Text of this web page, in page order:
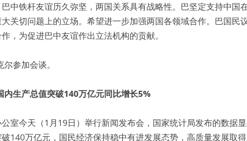
中铁杆友谊历久弥坚，两国关系具有战略性。巴坚定支持中国
关切问题上的立场。希望进一步加强两国各领域合作。巴国民
，为促进巴中友谊作出立法机构的贡献。
参加会谈。
内生产总值突破140万亿元同比增长5%
室今天（1月19日）举行新闻发布会，国家统计局发布的数据
140万亿元，国民经济保持稳中有进发展态势，高质量发展取得